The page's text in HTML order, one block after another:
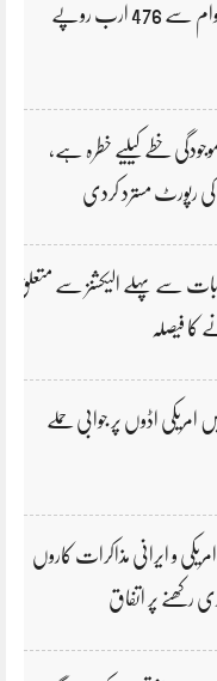
بجلی بلوں پر ٹیکس کی مد میں عوام سے 476 ارب روپے
خطے کیلیے خطرہ ہے،
کی رپورٹ مسترد کردی
سے پہلے الیکشنز سے متعلق
کا فیصلہ
اڈوں پر جوابی حملے
و ایرانی مذاکرات کاروں
رکھنے پر اتفاق